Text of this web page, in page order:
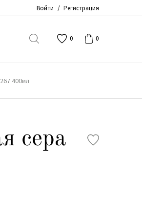
Войти / Регистрация
0 0
400мл
сера